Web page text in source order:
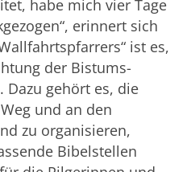
habe mich vier Tage
erinnert sich
ist es,
der Bistums-
Dazu gehört es, die
und an den
zu organisieren,
Bibelstellen